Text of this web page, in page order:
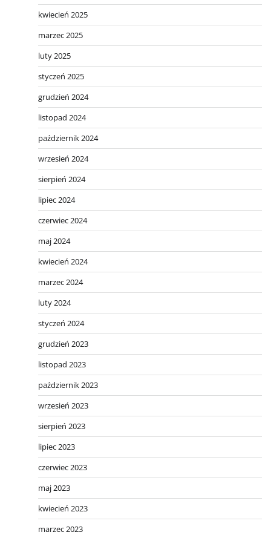
kwiecień 2025
marzec 2025
luty 2025
styczeń 2025
grudzień 2024
listopad 2024
październik 2024
wrzesień 2024
sierpień 2024
lipiec 2024
czerwiec 2024
maj 2024
kwiecień 2024
marzec 2024
luty 2024
styczeń 2024
grudzień 2023
listopad 2023
październik 2023
wrzesień 2023
sierpień 2023
lipiec 2023
czerwiec 2023
maj 2023
kwiecień 2023
marzec 2023